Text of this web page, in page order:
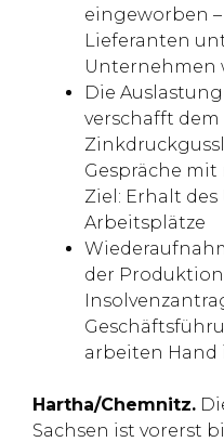
eingeworben
Lieferanten
Unternehmen
Die
verschafft
Gespräche
Ziel: Erhalt
Arbeitsplätze
der
arbeiten Hand
Hartha/Chemnitz.
Sachsen ist vorerst